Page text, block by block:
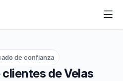
de Velas
de confianza